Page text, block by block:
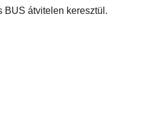
BUS átvitelen keresztül.